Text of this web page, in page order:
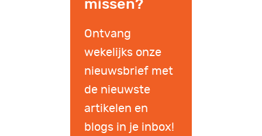
missen?
Ontvang
wekelijks onze
nieuwsbrief met
de nieuwste
artikelen en
blogs in je inbox!